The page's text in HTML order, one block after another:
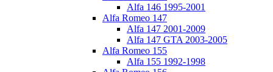
Alfa 146 1995-2001
Alfa Romeo 147
Alfa 147 2001-2009
Alfa 147 GTA 2003-2005
Alfa Romeo 155
Alfa 155 1992-1998